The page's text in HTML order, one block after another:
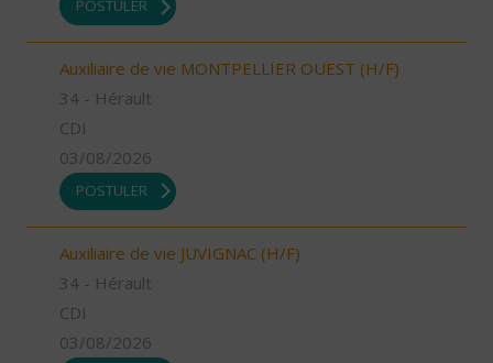
POSTULER
Auxiliaire de vie MONTPELLIER OUEST (H/F)
34 - Hérault
CDI
03/08/2026
POSTULER
Auxiliaire de vie JUVIGNAC (H/F)
34 - Hérault
CDI
03/08/2026